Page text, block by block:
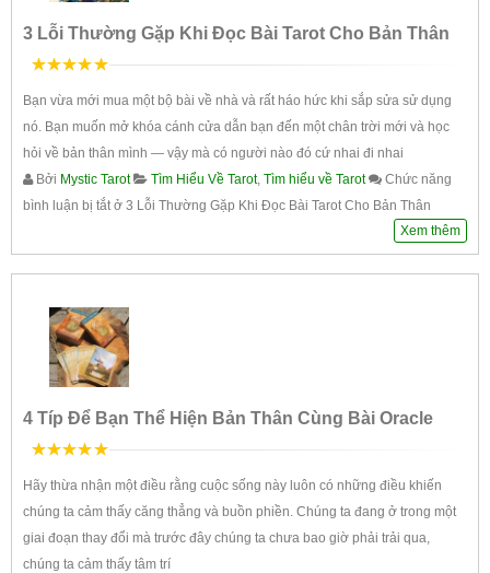
3 Lỗi Thường Gặp Khi Đọc Bài Tarot Cho Bản Thân
Bạn vừa mới mua một bộ bài về nhà và rất háo hức khi sắp sửa sử dụng
nó. Bạn muốn mở khóa cánh cửa dẫn bạn đến một chân trời mới và học
hỏi về bản thân mình — vậy mà có người nào đó cứ nhai đi nhai
Bởi Mystic Tarot Tìm Hiểu Về Tarot, Tìm hiểu về Tarot
Chức năng
bình luận bị tắtở 3 Lỗi Thường Gặp Khi Đọc Bài Tarot Cho Bản Thân
Xem thêm
4 Típ Để Bạn Thể Hiện Bản Thân Cùng Bài Oracle
Hãy thừa nhận một điều rằng cuộc sống này luôn có những điều khiến
chúng ta cảm thấy căng thẳng và buồn phiền. Chúng ta đang ở trong một
giai đoạn thay đổi mà trước đây chúng ta chưa bao giờ phải trải qua,
chúng ta cảm thấy tâm trí